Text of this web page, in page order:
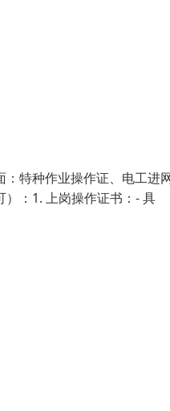
特种作业操作证、电工进
：1. 上岗操作证书：- 具